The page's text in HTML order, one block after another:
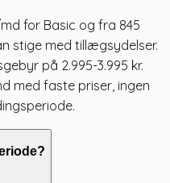
for Basic og fra 845
stige med tillægsydelser.
på 2.995-3.995 kr.
med faste priser, ingen